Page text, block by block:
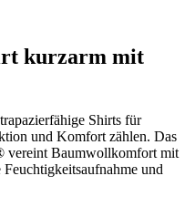
kurzarm mit
Shirts für
und Komfort zählen. Das
vereint Baumwollkomfort mit
und